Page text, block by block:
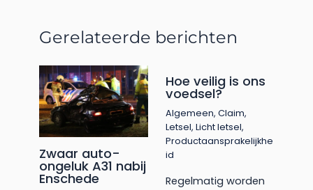
Gerelateerde berichten
Zwaar auto-
ongeluk A31 nabij
Enschede
Hoe veilig is ons
voedsel?
Algemeen, Claim,
Letsel, Licht letsel,
Productaansprakelijkhe
id
Regelmatig worden